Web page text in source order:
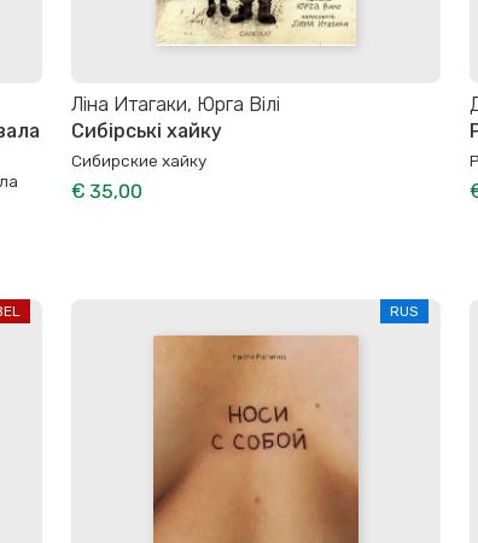
Ліна Итагаки, Юрга Вілі
Сибірські хайку
Сибирские хайку
€ 35,00
RUS